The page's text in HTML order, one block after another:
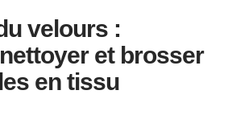
velours :
et brosser
en tissu